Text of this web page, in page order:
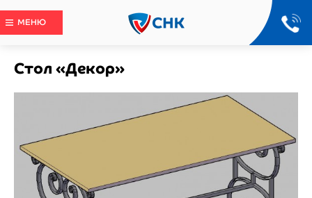
МЕНЮ
Стол «Декор»